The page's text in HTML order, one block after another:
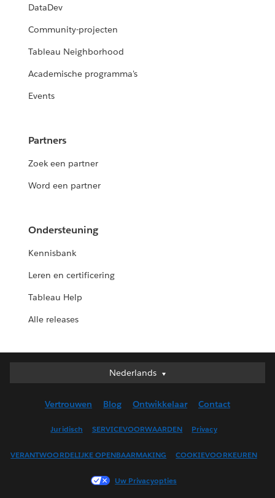
DataDev
Community-projecten
Tableau Neighborhood
Academische programma's
Events
Partners
Zoek een partner
Word een partner
Ondersteuning
Kennisbank
Leren en certificering
Tableau Help
Alle releases
Nederlands
Nederlands
English (UK)
Français (Canada)
Français (France)
Vertrouwen Blog Ontwikkelaar Contact
Juridisch SERVICEVOORWAARDEN Privacy
VERANTWOORDELIJKE OPENBAARMAKING COOKIEVOORKEUREN
Uw Privacyopties